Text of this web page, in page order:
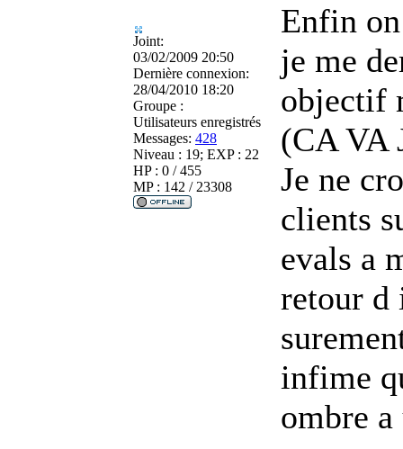
Joint:
03/02/2009 20:50
Dernière connexion:
28/04/2010 18:20
Groupe :
Utilisateurs enregistrés
Messages: 428
Niveau : 19; EXP : 22
HP : 0 / 455
MP : 142 / 23308
Enfin
je me
objectif
(CA VA
Je ne
clients
evals a
retour d
infime
ombre